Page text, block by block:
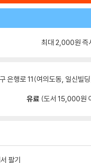
최대 2,000원 즉
은행로 11(여의도동, 일신빌
유료 (도서 15,000원
팔기